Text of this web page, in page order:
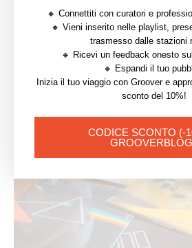
TUTTO IL
YOU MAY ALSO
🔸 Connettiti con curatori e
🔸 Vieni inserito nelle playlist,
trasmesso dalle stazioni
🔸 Ricevi un feedback onesto
🔸 Espandi il tuo
Inizia il tuo viaggio con Groover e
sconto del 10%!
CODICE SCONTO (-
GROOVERBLOG